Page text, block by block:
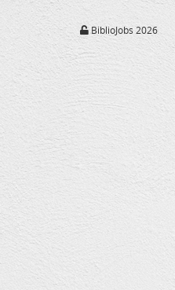
BiblioJobs 2026